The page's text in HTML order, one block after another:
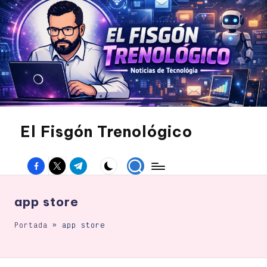
Saltar
al
contenido
El Fisgón Trenológico
sitio
noticias
Facebook
Twitter
Canal
Telegram
app store
Portada » app store